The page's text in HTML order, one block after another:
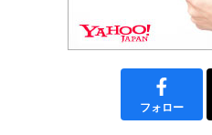
フォロー